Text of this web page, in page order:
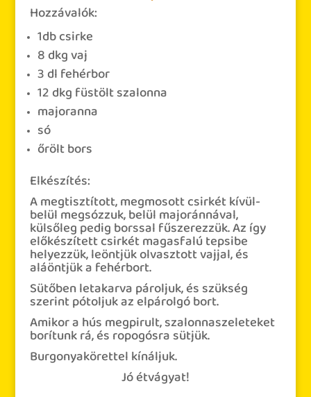
Hozzávalók:
1dbcsirke
8dkgvaj
3dlfehérbor
12dkgfüstölt szalonna
majoranna
só
őrölt bors
Elkészítés:
A megtisztított, megmosott csirkét kívül-
belül megsózzuk, belül majoránnával,
külsőleg pedig borssal fűszerezzük. Az így
előkészített csirkét magasfalú tepsibe
helyezzük, leöntjük olvasztott vajjal, és
aláöntjük a fehérbort.
Sütőben letakarva pároljuk, és szükség
szerint pótoljuk az elpárolgó bort.
Amikor a hús megpirult, szalonnaszeleteket
borítunk rá, és ropogósra sütjük.
Burgonyakörettel kínáljuk.
Jó étvágyat!